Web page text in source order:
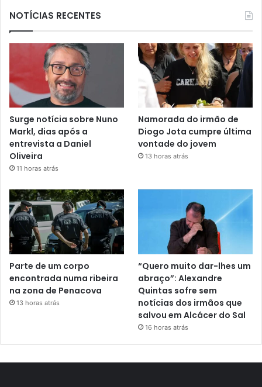
NOTÍCIAS RECENTES
Surge notícia sobre Nuno
Markl, dias após a
entrevista a Daniel
Oliveira
11 horas atrás
Namorada do irmão de
Diogo Jota cumpre última
vontade do jovem
13 horas atrás
Parte de um corpo
encontrada numa ribeira
na zona de Penacova
13 horas atrás
“Quero muito dar-lhes um
abraço”: Alexandre
Quintas sofre sem
notícias dos irmãos que
salvou em Alcácer do Sal
16 horas atrás